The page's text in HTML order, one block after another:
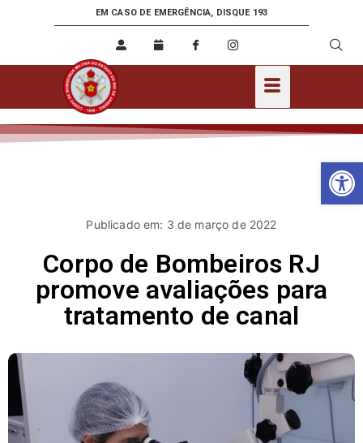
EM CASO DE EMERGÊNCIA, DISQUE 193
Publicado em: 3 de março de 2022
Corpo de Bombeiros RJ
promove avaliações para
tratamento de canal